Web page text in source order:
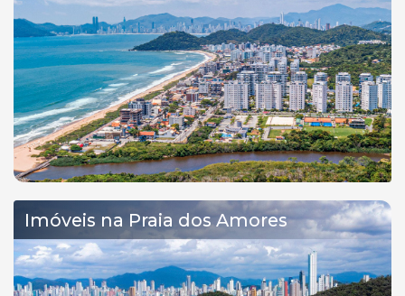
Imóveis na Praia dos Amores